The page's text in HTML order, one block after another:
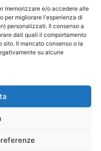
memorizzare e/o accedere alle
per migliorare l'esperienza di
personalizzati. Il consenso a
dati quali il comportamento
Il mancato consenso o la
su alcune
ad accedere o
servizio disponibile
termini e condizioni
nel Disclaimer, Cookie e